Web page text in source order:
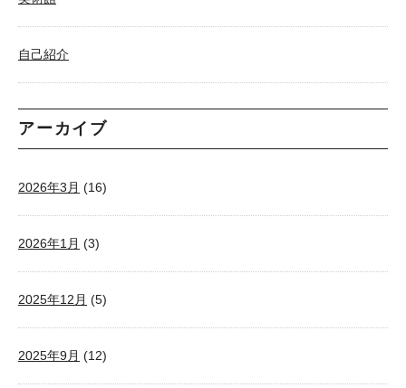
自己紹介
アーカイブ
2026年3月 (16)
2026年1月 (3)
2025年12月 (5)
2025年9月 (12)